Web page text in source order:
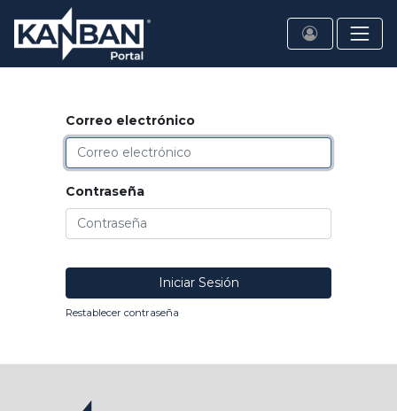
Correo electrónico
Contraseña
Iniciar Sesión
Restablecer contraseña